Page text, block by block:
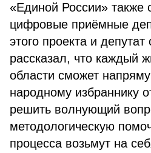
«Единой России» также
цифровые приёмные
этого проекта и
рассказал, что каждый
области сможет
народному избраннику
решить волнующий
методологическую
процесса возьмут на